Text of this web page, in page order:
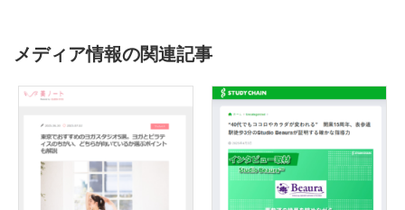
メディア情報の関連記事